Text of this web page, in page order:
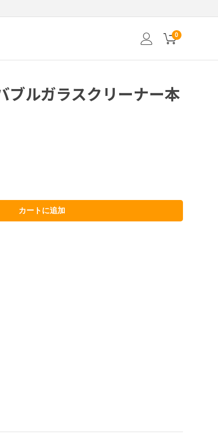
0
ブルガラスクリーナー本
カートに追加